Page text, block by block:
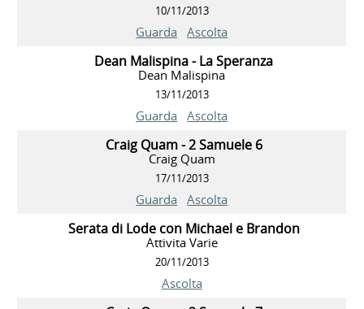
10/11/2013
Guarda Ascolta
Dean Malispina - La Speranza
Dean Malispina
13/11/2013
Guarda Ascolta
Craig Quam - 2 Samuele 6
Craig Quam
17/11/2013
Guarda Ascolta
Serata di Lode con Michael e Brandon
Attivita Varie
20/11/2013
Ascolta